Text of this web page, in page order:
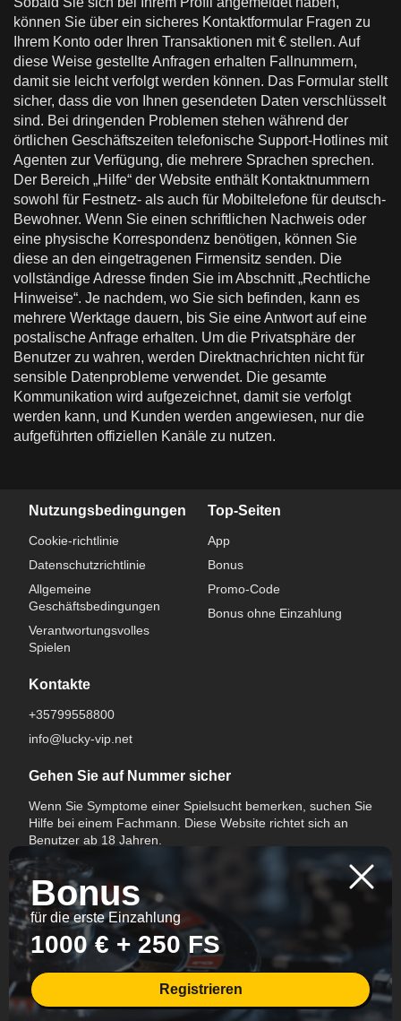
können Sie über ein sicheres Kontaktformular Fragen zu
Ihrem Konto oder Ihren Transaktionen mit € stellen. Auf
diese Weise gestellte Anfragen erhalten Fallnummern,
damit sie leicht verfolgt werden können. Das Formular stellt
sicher, dass die von Ihnen gesendeten Daten verschlüsselt
sind. Bei dringenden Problemen stehen während der
örtlichen Geschäftszeiten telefonische Support-Hotlines mit
Agenten zur Verfügung, die mehrere Sprachen sprechen.
Der Bereich „Hilfe“ der Website enthält Kontaktnummern
sowohl für Festnetz- als auch für Mobiltelefone für deutsch-
Bewohner. Wenn Sie einen schriftlichen Nachweis oder
eine physische Korrespondenz benötigen, können Sie
diese an den eingetragenen Firmensitz senden. Die
vollständige Adresse finden Sie im Abschnitt „Rechtliche
Hinweise“. Je nachdem, wo Sie sich befinden, kann es
mehrere Werktage dauern, bis Sie eine Antwort auf eine
postalische Anfrage erhalten. Um die Privatsphäre der
Benutzer zu wahren, werden Direktnachrichten nicht für
sensible Datenprobleme verwendet. Die gesamte
Kommunikation wird aufgezeichnet, damit sie verfolgt
werden kann, und Kunden werden angewiesen, nur die
aufgeführten offiziellen Kanäle zu nutzen.
Bonus
für die erste Einzahlung
1000 € + 250 FS
Registrieren
Nutzungsbedingungen
Cookie-richtlinie
Datenschutzrichtlinie
Allgemeine
Geschäftsbedingungen
Verantwortungsvolles
Spielen
Top-Seiten
App
Bonus
Promo-Code
Bonus ohne Einzahlung
Kontakte
+35799558800
info@lucky-vip.net
Gehen Sie auf Nummer sicher
Wenn Sie Symptome einer Spielsucht bemerken, suchen Sie
Hilfe bei einem Fachmann. Diese Website richtet sich an
Benutzer ab 18 Jahren.
Sprache wechseln